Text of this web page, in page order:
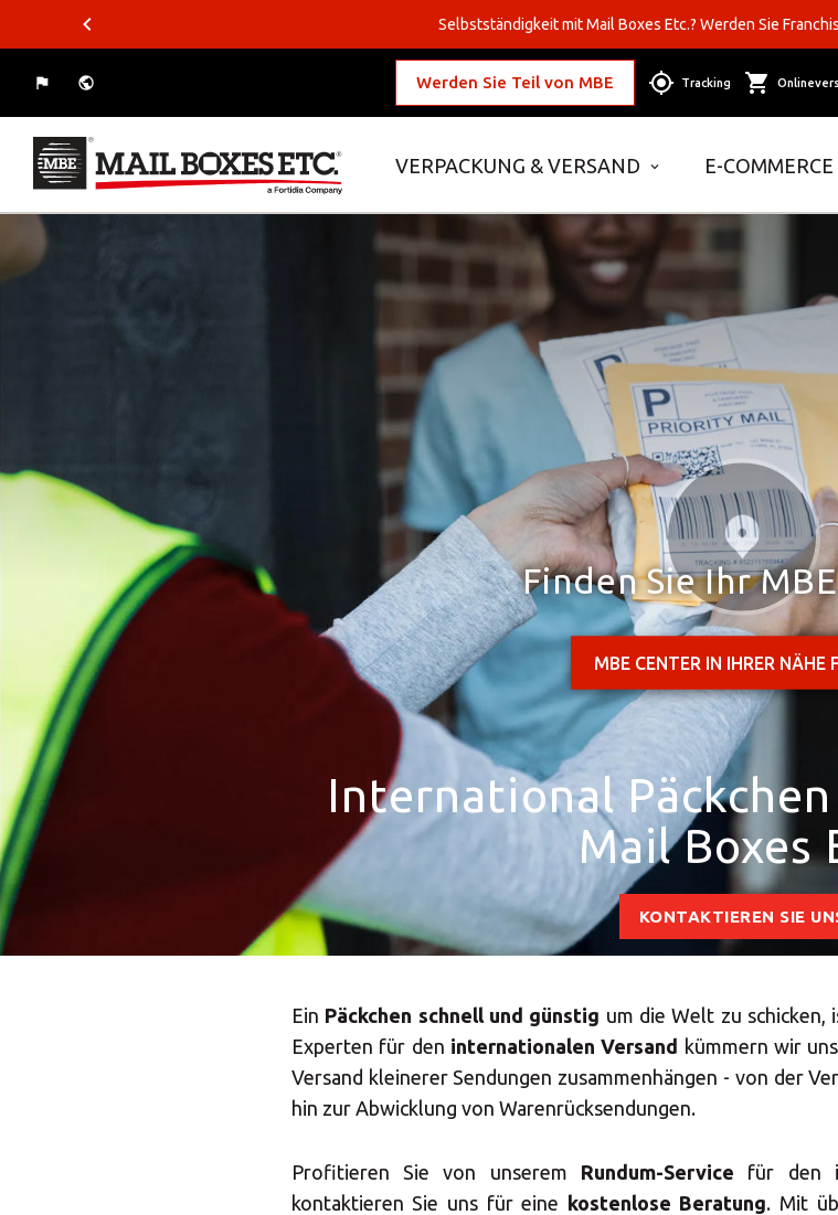
Selbstständigkeit mit Mail Boxes Etc.? Werden Sie
Werden Sie Teil von MBE Tracking
VERPACKUNG & VERSAND E-
Was wollen Sie verschicken?
Wohin wollen Sie versenden?
Drucklösungen
Marketinglösungen
Postservices Finden Sie Ihr
MBE CENTER IN IHRER NÄHE
International
Mail Boxes
KONTAKTIEREN SIE
Ein Päckchen schnell und günstig um die Welt zu schicken,
Experten für den internationalen Versand kümmern wir
Versand kleinerer Sendungen zusammenhängen - von der
hin zur Abwicklung von Warenrücksendungen.
Profitieren Sie von unserem Rundum-Service für den
kontaktieren Sie uns für eine kostenlose Beratung. Mit